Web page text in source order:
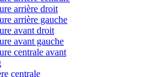
arrière droit
arrière gauche
avant droit
avant gauche
centrale avant
centrale